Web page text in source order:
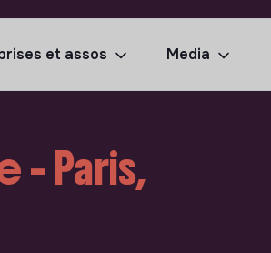
et assos Media
- Paris,